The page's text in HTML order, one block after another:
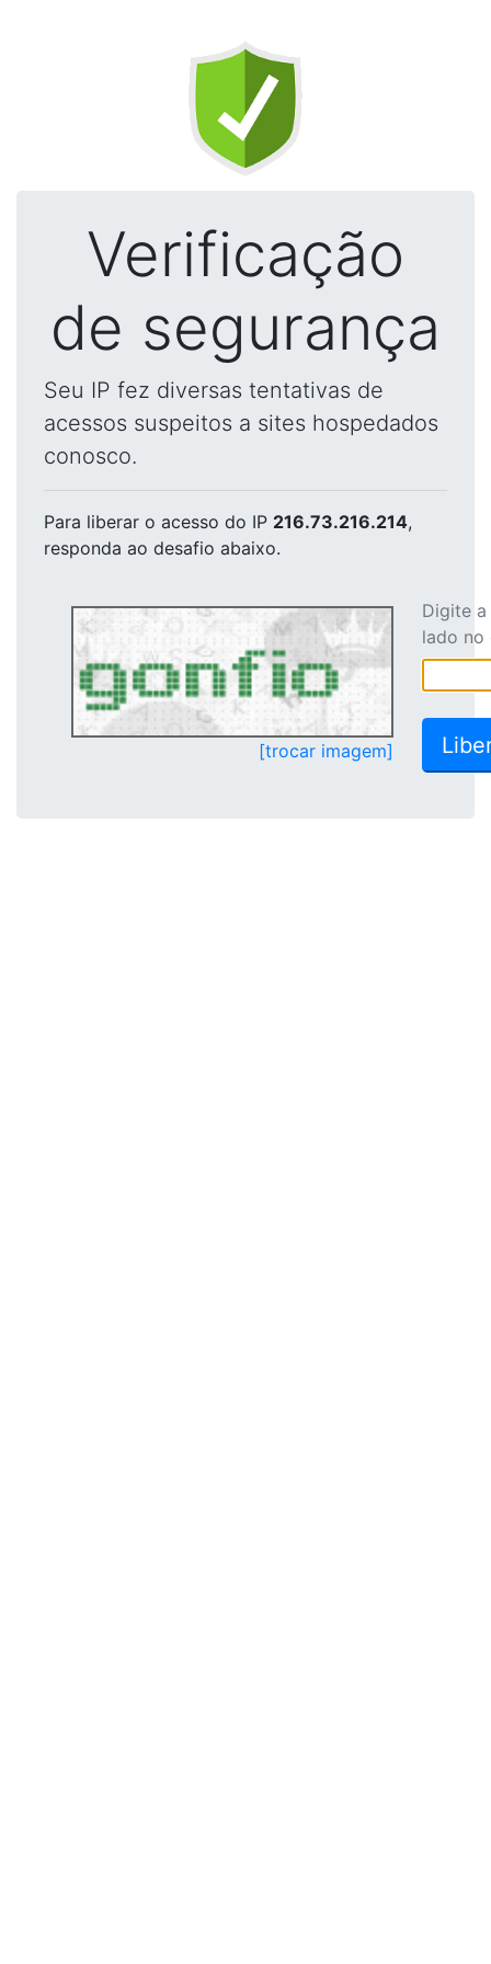
Verificação
de segurança
Seu IP fez diversas tentativas de
acessos suspeitos a sites hospedados
conosco.
Para liberar o acesso do IP 216.73.216.214,
responda ao desafio abaixo.
[trocar imagem]
Digite
lado no